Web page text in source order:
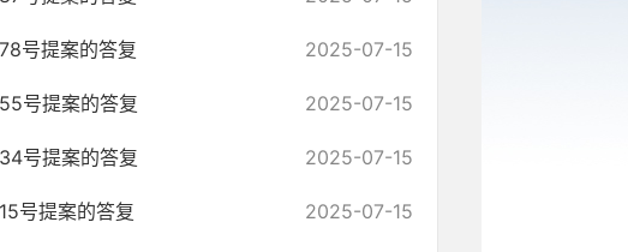
号提案的答复 2025-07-15
号提案的答复 2025-07-15
号提案的答复 2025-07-15
号提案的答复 2025-07-15